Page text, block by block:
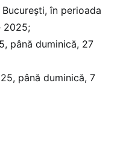
în perioada
2025;
până duminică, 27
până duminică, 7